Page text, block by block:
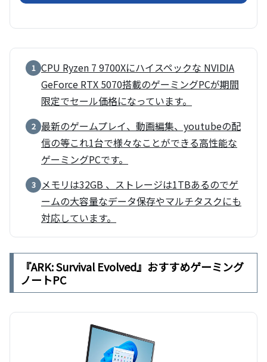
1 CPU Ryzen 7 9700Xにハイスペックな NVIDIA
GeForce RTX 5070搭載のゲーミングPCが期間
限定でセール価格になっています。
2 最新のゲームプレイ、動画編集、youtubeの配
信の等これ1台で様々なことができる高性能な
ゲーミングPCです。
3
メモリは32GB 、ストレージは1TBあるのでゲ
ームの大容量なデータ保存やマルチタスクにも
対応しています。
『ARK: Survival Evolved』おすすめゲーミング
ノートPC